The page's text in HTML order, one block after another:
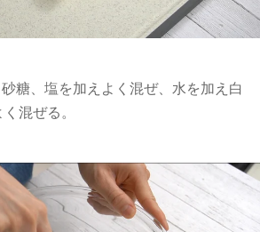
糖、塩を加えよく混ぜ、水を加え白
混ぜる。